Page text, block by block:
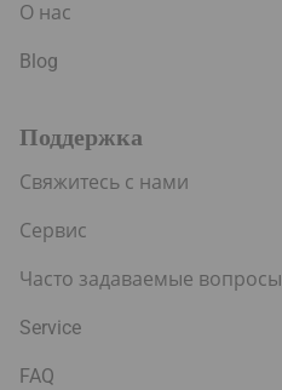
О нас
Blog
Поддержка
Свяжитесь с нами
Сервис
Часто задаваемые вопросы
Service
FAQ